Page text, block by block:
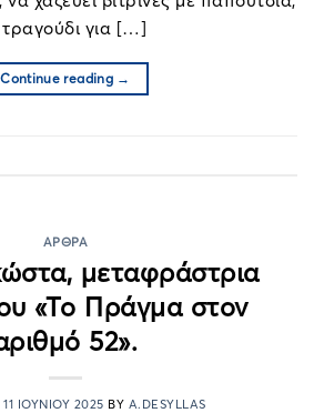
τραγούδι για […]
Continue reading →
ΆΡΘΡΑ
μεταφράστρια
«Το Πράγμα στον
52».
11 ΙΟΥΝΊΟΥ 2025 BY A.DESYLLAS